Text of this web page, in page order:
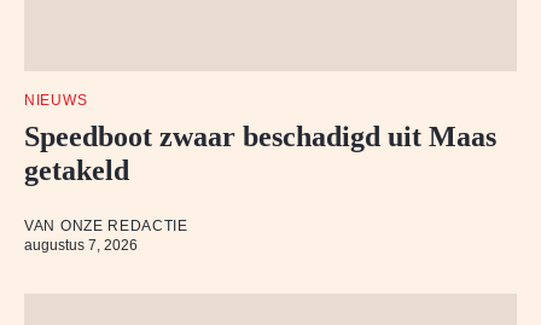
NIEUWS
Speedboot zwaar beschadigd uit Maas
getakeld
VAN ONZE REDACTIE
augustus 7, 2026